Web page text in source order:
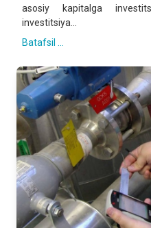
asosiy kapitalga
investitsiya...
Batafsil ...